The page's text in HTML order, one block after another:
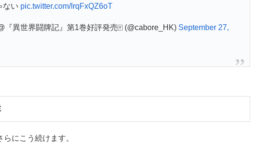
ない pic.twitter.com/IrqFxQZ6oT
異世界闘牌記』第1巻好評発売🀄 (@cabore_HK) September 27,
にこう続けます。